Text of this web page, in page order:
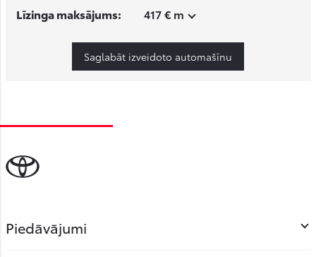
Līzinga maksājums: 417 € m
Saglabāt izveidoto automašīnu
Piedāvājumi